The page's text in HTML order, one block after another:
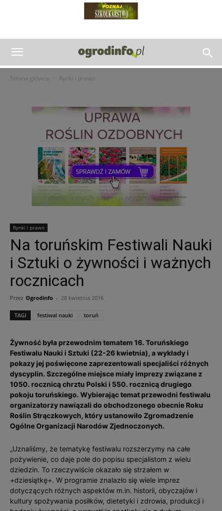
Strona główna Rynki i prawo
Rynki i prawo
Na toruńskim Festiwali Nauki
i Sztuki o żywności i ważnych
rocznicach
Przez Ogrodinfo - 28 kwietnia 2016
TAGI festiwal nauki toruń
Żywność była przewodnim tematem 16. Toruńskiego
Festiwalu Nauki i Sztuki (22-26 kwietnia), a wykłady i
pokazy jej poświęcone zaprezentowali specjaliści różnych
dyscyplin. Szczególne miejsce miały imprezy związane z
1050. rocznicą chrztu Polski i 550. rocznicą drugiego
pokoju toruńskiego. Wybierając temat przewodni festiwalu
organizatorzy nawiązali do obchodzonego obecnie Roku
Roślin Strączkowych, który ustanowiło Zgromadzenie
Ogólne Organizacji Narodów Zjednoczonych.
„Uznaliśmy, że tematykę festiwalu rozszerzymy na całe
pożywienie, co daje pole do popisu specjalistom z wielu
dziedzin. To rzeczywiście okazało się strzałem w
+dziesiątkę+. W programie znalazło się wiele imprez
dotyczących różnych aspektów m.in. historii, obyczajów i
kultury spożywania posiłków, dietetyki i zdrowia, produkcji i